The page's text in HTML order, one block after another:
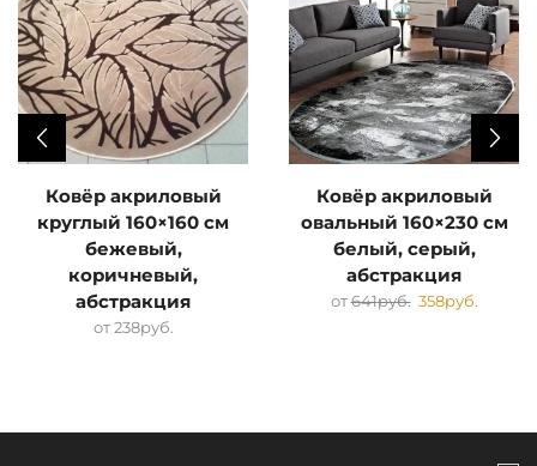
Ковёр акриловый
круглый 160×160 см
бежевый,
коричневый,
абстракция
от238руб.
Ковёр акриловый
овальный 160×230 см
белый, серый,
абстракция
от641руб. 358руб.